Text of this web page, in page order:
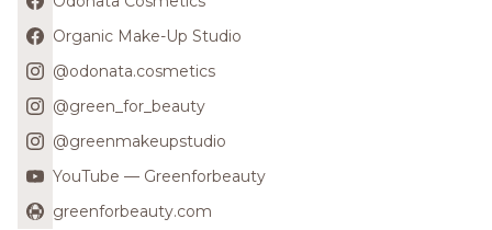
Organic Make-Up Studio
@odonata.cosmetics
@green_for_beauty
@greenmakeupstudio
YouTube — Greenforbeauty
greenforbeauty.com